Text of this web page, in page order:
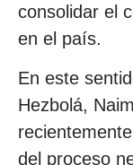
consolidar el
en el país.
En este
Hezbolá,
del proceso